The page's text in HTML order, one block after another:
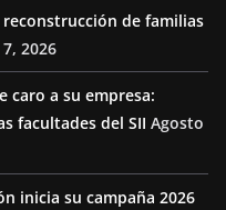
de familias
2026
a su empresa:
facultades del SII Agosto
inicia su campaña 2026